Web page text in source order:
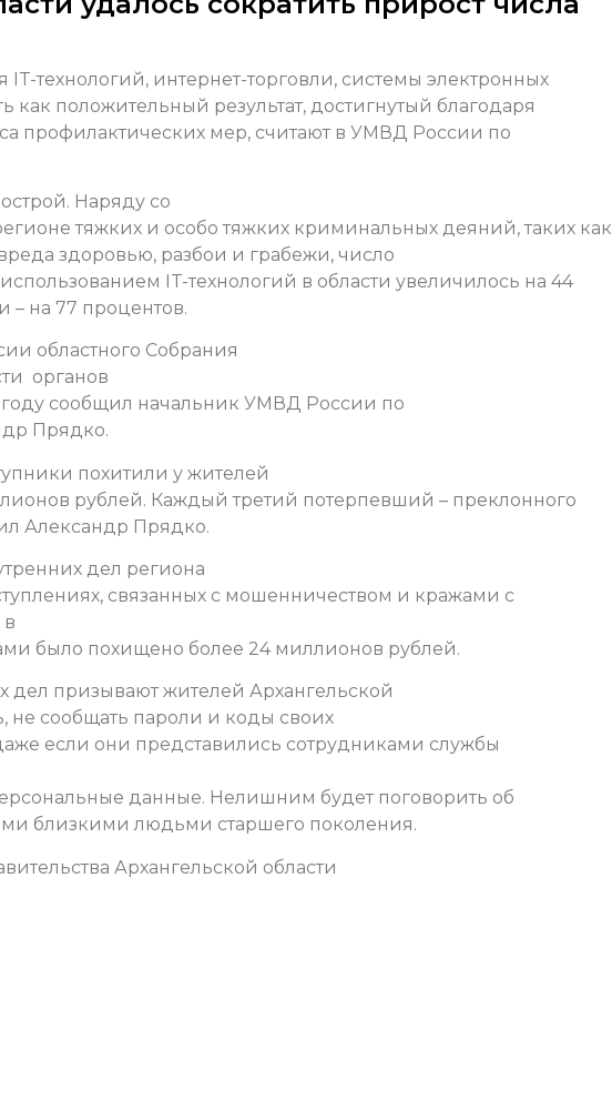
IT-технологий, интернет-торговли, системы электронных
как положительный результат, достигнутый благодаря
профилактических мер, считают в УМВД России по
Наряду со
тяжких и особо тяжких криминальных деяний, таких как
здоровью, разбои и грабежи, число
IT-технологий в области увеличилось на 44
– на 77 процентов.
областного Собрания
органов
году сообщил начальник УМВД России по
Прядко.
похитили у жителей
рублей. Каждый третий потерпевший – преклонного
Александр Прядко.
дел региона
связанных с мошенничеством и кражами с
в
было похищено более 24 миллионов рублей.
дел призывают жителей Архангельской
не сообщать пароли и коды своих
если они представились сотрудниками службы
данные. Нелишним будет поговорить об
близкими людьми старшего поколения.
Архангельской области